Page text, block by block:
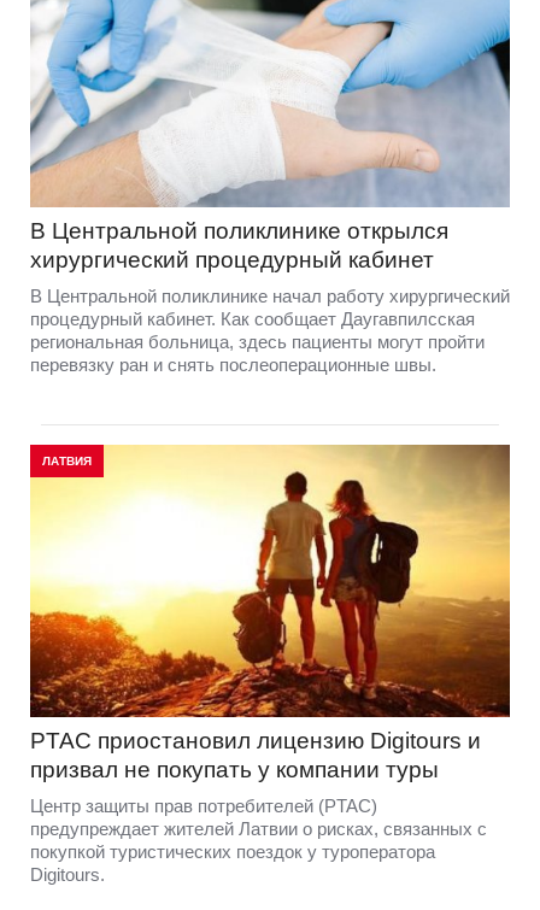
В Центральной поликлинике открылся
хирургический процедурный кабинет
В Центральной поликлинике начал работу хирургический
процедурный кабинет. Как сообщает Даугавпилсская
региональная больница, здесь пациенты могут пройти
перевязку ран и снять послеоперационные швы.
ЛАТВИЯ
PTAC приостановил лицензию Digitours и
призвал не покупать у компании туры
Центр защиты прав потребителей (PTAC)
предупреждает жителей Латвии о рисках, связанных с
покупкой туристических поездок у туроператора
Digitours.